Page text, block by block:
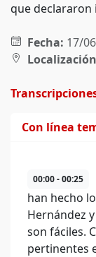
que declararon
Fecha: 17/
Con línea
00:00 - 00:25
han hecho
Hernández
son fáciles.
pertinentes